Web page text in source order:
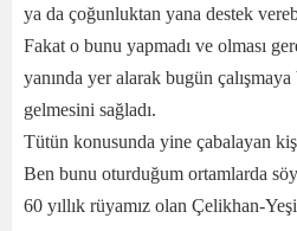
ya da çoğunluktan yana destek
Fakat o bunu yapmadı ve olması
yanında yer alarak bugün
gelmesini sağladı.
Tütün konusunda yine çabalayan
Ben bunu oturduğum ortamlarda
60 yıllık rüyamız olan Çelikhan-